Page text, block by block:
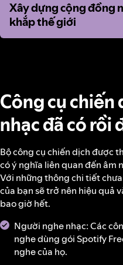
Xây dựng cộng đồng
khắp thế giới
Xây dựng cộng đồng
khắp thế giới
Công cụ chiến
nhạc đã có rồi
Bộ công cụ chiến dịch được
có ý nghĩa liên quan đến âm
Với những thông chi tiết
của bạn sẽ trở nên hiệu quả
bao giờ hết.
Người nghe nhạc: Các
nghe dùng gói Spotify
nghe của họ.